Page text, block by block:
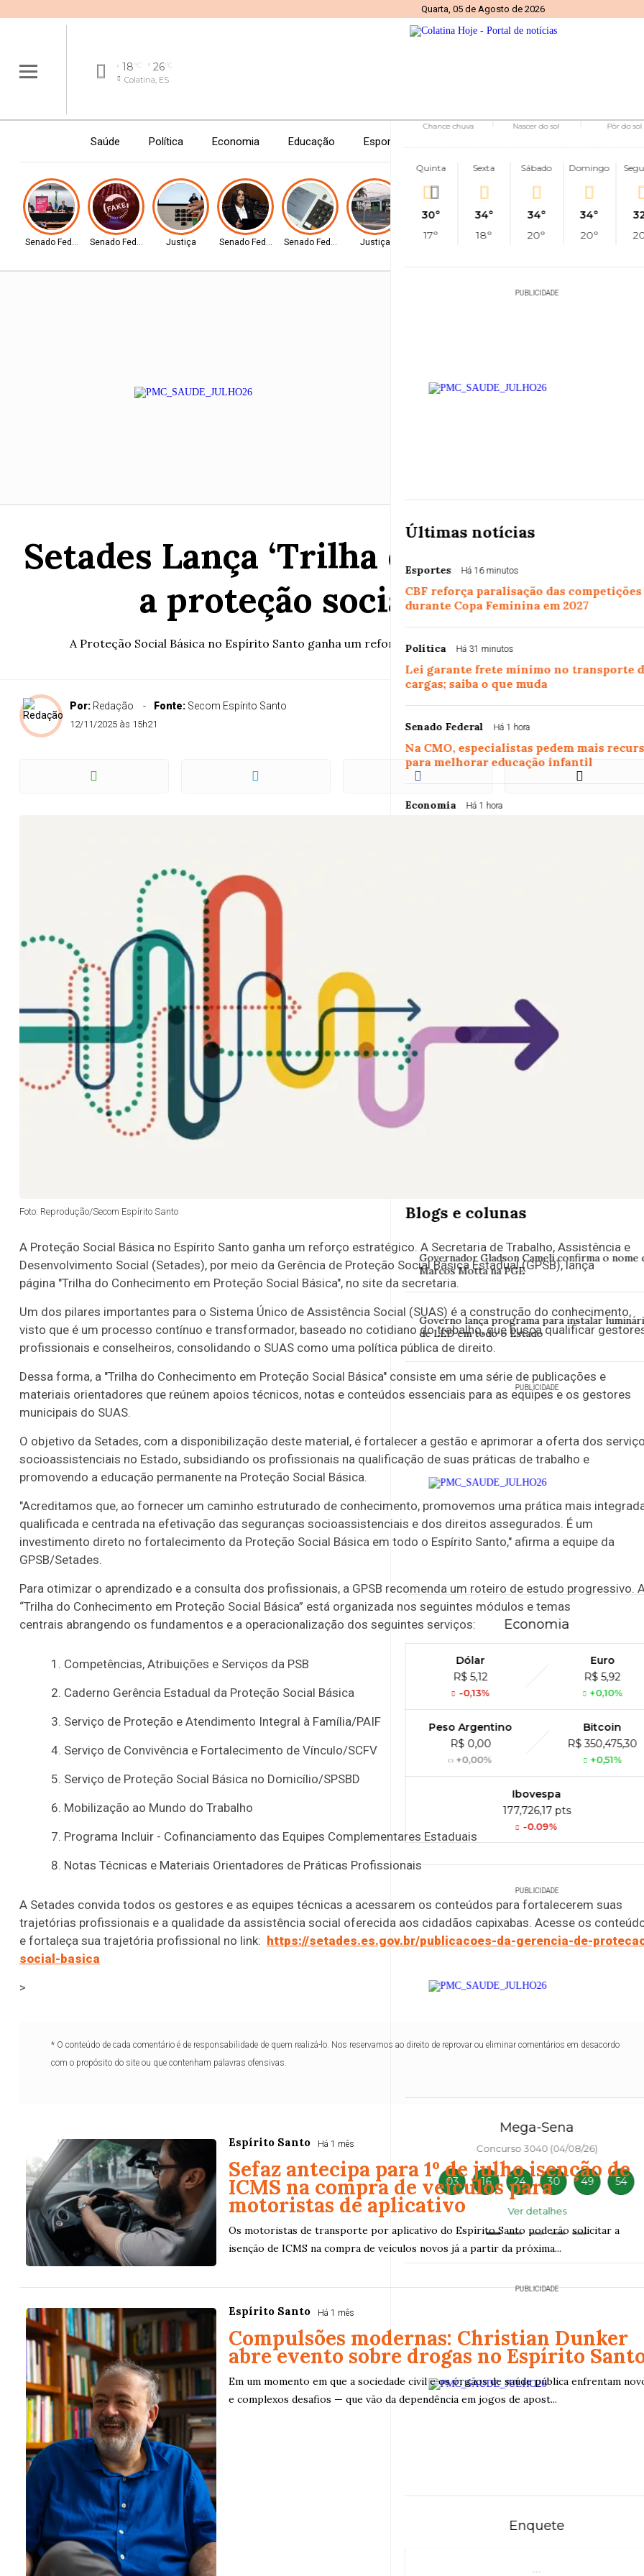
Quarta, 05 de Agosto de 2026
18°C 26°C
Colatina, ES
Saúde Política Economia Educação Esportes
Senado Federal Senado Federal Justiça Senado Federal Senado Federal Justiça
Setades Lança ‘Trilha do
a proteção social básica no
A Proteção Social Básica no Espírito Santo ganha um reforço estratégico. A Secretaria de Trabalho,
Por: Redação Fonte: Secom Espírito Santo
12/11/2025 às 15h21
Foto: Reprodução/Secom Espírito Santo
A Proteção Social Básica no Espírito Santo ganha um reforço estratégico. A Secretaria de Trabalho, Assistência e
Desenvolvimento Social (Setades), por meio da Gerência de Proteção Social Básica Estadual (GPSB), lança
página "Trilha do Conhecimento em Proteção Social Básica", no site da secretaria.
Um dos pilares importantes para o Sistema Único de Assistência Social (SUAS) é a construção do conhecimento,
visto que é um processo contínuo e transformador, baseado no cotidiano do trabalho, que busca qualificar
profissionais e conselheiros, consolidando o SUAS como uma política pública de direito.
Dessa forma, a "Trilha do Conhecimento em Proteção Social Básica" consiste em uma série de publicações e
materiais orientadores que reúnem apoios técnicos, notas e conteúdos essenciais para as equipes e os gestores
municipais do SUAS.
O objetivo da Setades, com a disponibilização deste material, é fortalecer a gestão e aprimorar a oferta dos
socioassistenciais no Estado, subsidiando os profissionais na qualificação de suas práticas de trabalho e
promovendo a educação permanente na Proteção Social Básica.
"Acreditamos que, ao fornecer um caminho estruturado de conhecimento, promovemos uma prática mais
qualificada e centrada na efetivação das seguranças socioassistenciais e dos direitos assegurados. É um
investimento direto no fortalecimento da Proteção Social Básica em todo o Espírito Santo," afirma a equipe da
GPSB/Setades.
Para otimizar o aprendizado e a consulta dos profissionais, a GPSB recomenda um roteiro de estudo progressivo.
“Trilha do Conhecimento em Proteção Social Básica” está organizada nos seguintes módulos e temas
centrais abrangendo os fundamentos e a operacionalização dos seguintes serviços:
Competências, Atribuições e Serviços da PSB
Caderno Gerência Estadual da Proteção Social Básica
Serviço de Proteção e Atendimento Integral à Família/PAIF
Serviço de Convivência e Fortalecimento de Vínculo/SCFV
Serviço de Proteção Social Básica no Domicílio/SPSBD
Mobilização ao Mundo do Trabalho
Programa Incluir - Cofinanciamento das Equipes Complementares Estaduais
Notas Técnicas e Materiais Orientadores de Práticas Profissionais
A Setades convida todos os gestores e as equipes técnicas a acessarem os conteúdos para fortalecerem suas
trajetórias profissionais e a qualidade da assistência social oferecida aos cidadãos capixabas. Acesse os
e fortaleça sua trajetória profissional no link: https://setades.es.gov.br/publicacoes-da-gerencia-de-
social-basica
>
* O conteúdo de cada comentário é de responsabilidade de quem realizá-lo. Nos reservamos ao direito de reprovar ou eliminar comentários em desacordo
com o propósito do site ou que contenham palavras ofensivas.
Espírito Santo Há 1 mês
Sefaz antecipa para 1º de julho isenção de
ICMS na compra de veículos para
motoristas de aplicativo
Os motoristas de transporte por aplicativo do Espírito Santo poderão solicitar a
isenção de ICMS na compra de veículos novos já a partir da próxima...
Espírito Santo Há 1 mês
Compulsões modernas: Christian Dunker
abre evento sobre drogas no Espírito
Em um momento em que a sociedade civil e os órgãos de saúde pública enfrentam
e complexos desafios — que vão da dependência em jogos de apost...
20°
Chuvas esparsas
Mín.18°
Chance chuva Nascer do sol Pôr do sol
Quinta
30°
17°
Sexta
34°
18°
Sábado
34°
20°
Domingo
34°
20°
PUBLICIDADE
Últimas notícias
Esportes Há 16 minutos
CBF reforça paralisação das competições
durante Copa Feminina em 2027
Política Há 31 minutos
Lei garante frete mínimo no transporte
cargas; saiba o que muda
Senado Federal Há 1 hora
Na CMO, especialistas pedem mais
para melhorar educação infantil
Economia Há 1 hora
Blogs e colunas
Governador Gladson Cameli confirma o nome
Marcos Motta na PGE
Governo lança programa para instalar
de LED em todo o Estado
PUBLICIDADE
Economia
Dólar
R$ 5,12
-0,13%
Euro
R$ 5,92
+0,10%
Peso Argentino
R$ 0,00
+0,00%
Bitcoin
R$ 350,475,30
+0,51%
Ibovespa
177,726,17 pts
-0.09%
PUBLICIDADE
(03/08/26)
12 21 26
74 78 80
92 94 95
Concurso 2991 (03/08/26)
03 24 27 37 38
Ver detalhes
Mega-Sena
Concurso 3040 (04/08/26)
03 16 24 30 49 54
Ver detalhes
PUBLICIDADE
Enquete
...